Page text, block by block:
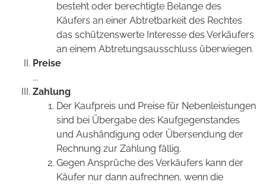
besteht oder berechtigte Belange des
Käufers an einer Abtretbarkeit des Rechtes
das schützenswerte Interesse des Verkäufers
an einem Abtretungsausschluss überwiegen.
Preise
...
Zahlung
Der Kaufpreis und Preise für Nebenleistungen
sind bei Übergabe des Kaufgegenstandes
und Aushändigung oder Übersendung der
Rechnung zur Zahlung fällig.
Gegen Ansprüche des Verkäufers kann der
Käufer nur dann aufrechnen, wenn die